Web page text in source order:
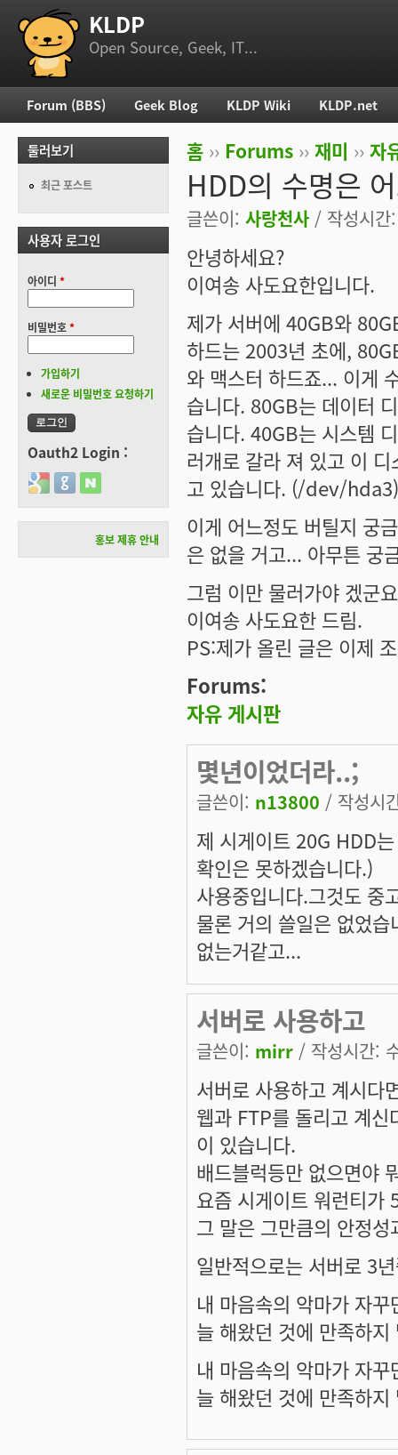
부 메뉴 KLDP
Open Source, Geek, IT...
현재 위치
홈 ›› Forums ›› 재미 ›› 자
HDD의 수명은
글쓴이: 사랑천사 / 작성시
안녕하세요?
이여송 사도요한입니다.
제가 서버에 40GB와
하드는 2003년 초에,
와 맥스터 하드죠... 이게
습니다. 80GB는 데이터
습니다. 40GB는 시스템
러개로 갈라 져 있고 이
고 있습니다. (/dev/hda3)
이게 어느정도 버틸지 궁
은 없을 거고... 아무튼 궁
그럼 이만 물러가야 겠군
이여송 사도요한 드림.
PS:제가 올린 글은 이제
Forums:
자유 게시판
몇년이었더라..;
글쓴이: n13800 / 작성시
제 시게이트 20G HDD
확인은 못하겠습니다.)
사용중입니다.그것도 중
물론 거의 쓸일은 없었
없는거같고...
서버로 사용하고
글쓴이: mirr / 작성시간:
서버로 사용하고 계시다
웹과 FTP를 돌리고 계
이 있습니다.
배드블럭등만 없으면야
요즘 시게이트 워런티가
그 말은 그만큼의 안정
일반적으로는 서버로 3
내 마음속의 악마가 자
늘 해왔던 것에 만족하
내 마음속의 악마가 자
늘 해왔던 것에 만족하
주 메뉴
Forum (BBS) Geek Blog KLDP Wiki KLDP.net
둘러보기
최근 포스트
사용자 로그인
아이디 *
비밀번호*
가입하기
새로운 비밀번호 요청하기
Oauth2 Login :
Login with Google
Login with GitHub
Login with Naver
홍보 제휴 안내